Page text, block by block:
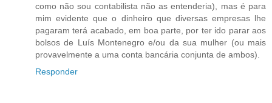
como não sou contabilista não as entenderia), mas é para
mim evidente que o dinheiro que diversas empresas lhe
pagaram terá acabado, em boa parte, por ter ido parar aos
bolsos de Luís Montenegro e/ou da sua mulher (ou mais
provavelmente a uma conta bancária conjunta de ambos).
Responder